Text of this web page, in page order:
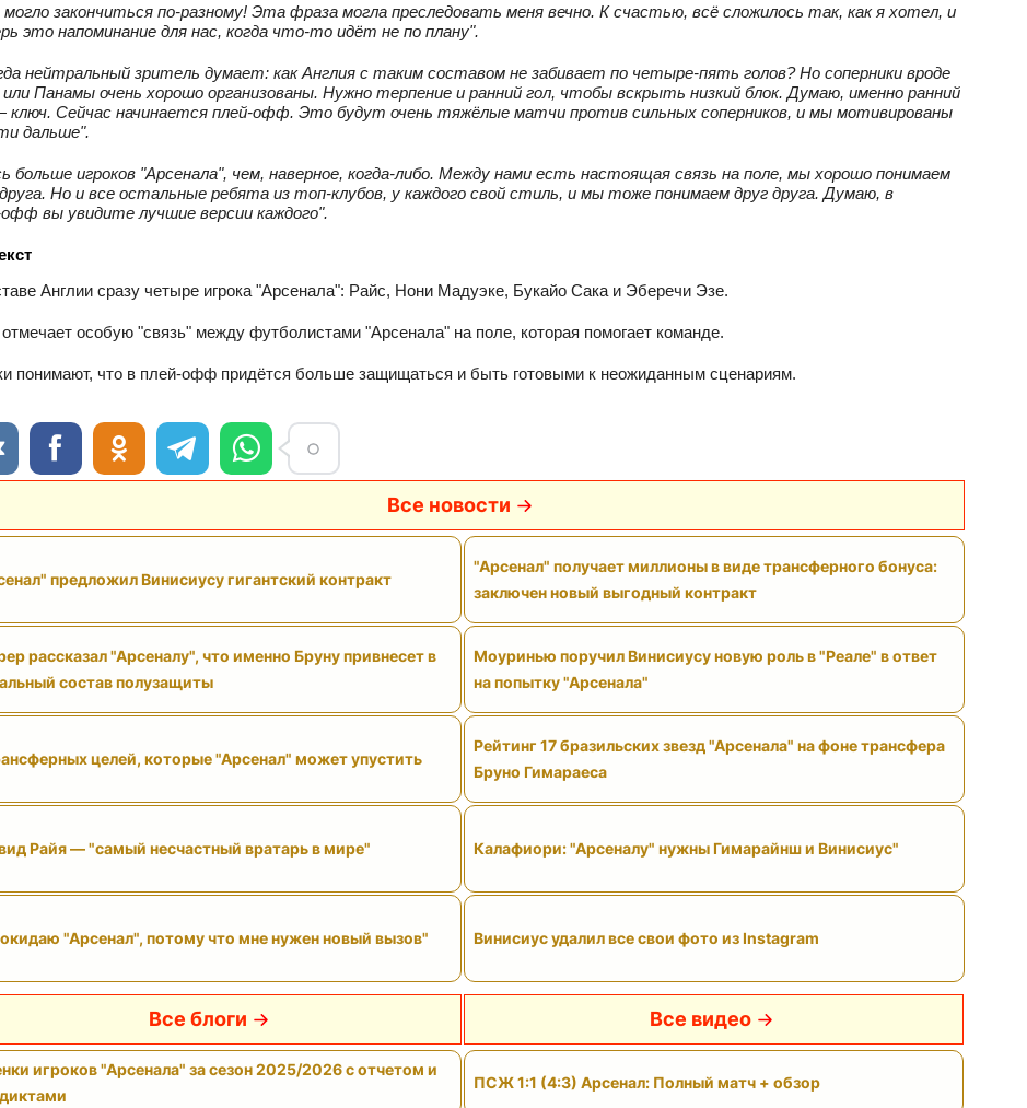
закончиться по‑разному! Эта фраза могла преследовать меня вечно. К счастью, всё сложилось так, как я хотел, и
это напоминание для нас, когда что‑то идёт не по плану".
нейтральный зритель думает: как Англия с таким составом не забивает по четыре‑пять голов? Но соперники вроде
Панамы очень хорошо организованы. Нужно терпение и ранний гол, чтобы вскрыть низкий блок. Думаю, именно ранний
ключ. Сейчас начинается плей‑офф. Это будут очень тяжёлые матчи против сильных соперников, и мы мотивированы
дальше".
больше игроков "Арсенала", чем, наверное, когда‑либо. Между нами есть настоящая связь на поле, мы хорошо понимаем
Но и все остальные ребята из топ‑клубов, у каждого свой стиль, и мы тоже понимаем друг друга. Думаю, в
вы увидите лучшие версии каждого".
Англии сразу четыре игрока "Арсенала": Райс, Нони Мадуэке, Букайо Сака и Эберечи Эзе.
особую "связь" между футболистами "Арсенала" на поле, которая помогает команде.
понимают, что в плей‑офф придётся больше защищаться и быть готовыми к неожиданным сценариям.
Все новости
предложил Винисиусу гигантский контракт
"Арсенал" получает миллионы в виде трансферного бонуса:
заключен новый выгодный контракт
рассказал "Арсеналу", что именно Бруну привнесет в
состав полузащиты
Моуринью поручил Винисиусу новую роль в "Реале" в ответ
на попытку "Арсенала"
целей, которые "Арсенал" может упустить
Рейтинг 17 бразильских звезд "Арсенала" на фоне трансфера
Бруно Гимараеса
Райя — "самый несчастный вратарь в мире" Калафиори: "Арсеналу" нужны Гимарайнш и Винисиус"
"Арсенал", потому что мне нужен новый вызов" Винисиус удалил все свои фото из Instagram
Все блоги
игроков "Арсенала" за сезон 2025/2026 с отчетом и
Все видео
ПСЖ 1:1 (4:3) Арсенал: Полный матч + обзор